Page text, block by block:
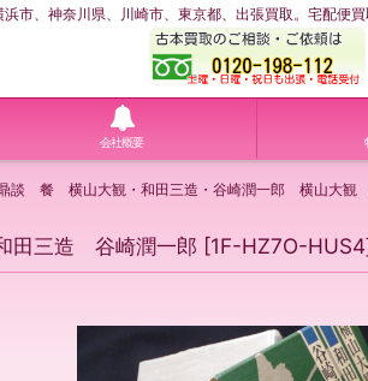
市、神奈川県、川崎市、東京都、出張買取。宅配
会社概要
談 餐 横山大観・和田三造・谷崎潤一郎 横山大
田三造 谷崎潤一郎 [1F-HZ7O-HUS4